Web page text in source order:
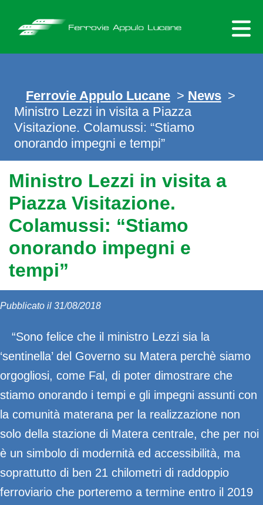
content
Ferrovie Appulo Lucane > News >
Ministro Lezzi in visita a Piazza
Visitazione. Colamussi: “Stiamo
onorando impegni e tempi”
Ministro Lezzi in visita a
Piazza Visitazione.
Colamussi: “Stiamo
onorando impegni e
tempi”
Pubblicato il 31/08/2018
“Sono felice che il ministro Lezzi sia la
‘sentinella’ del Governo su Matera perchè siamo
orgogliosi, come Fal, di poter dimostrare che
stiamo onorando i tempi e gli impegni assunti con
la comunità materana per la realizzazione non
solo della stazione di Matera centrale, che per noi
è un simbolo di modernità ed accessibilità, ma
soprattutto di ben 21 chilometri di raddoppio
ferroviario che porteremo a termine entro il 2019